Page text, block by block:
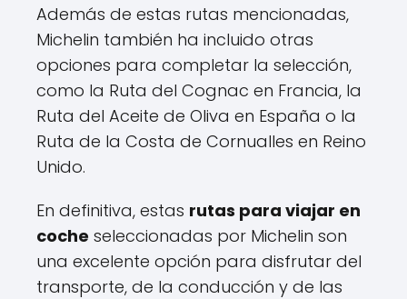
Además de estas rutas mencionadas,
Michelin también ha incluido otras
opciones para completar la selección,
como la Ruta del Cognac en Francia, la
Ruta del Aceite de Oliva en España o la
Ruta de la Costa de Cornualles en Reino
Unido.
En definitiva, estas rutas para viajar en
coche seleccionadas por Michelin son
una excelente opción para disfrutar del
transporte, de la conducción y de las